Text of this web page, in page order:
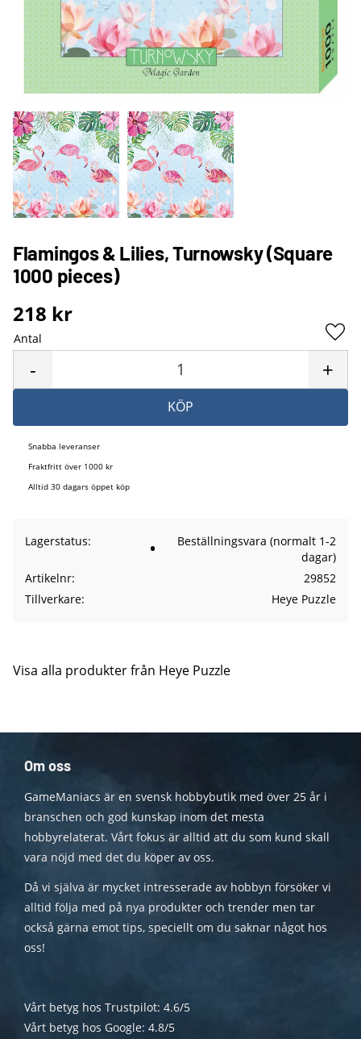
Flamingos & Lilies, Turnowsky (Square
1000 pieces)
218 kr
Antal
+
-
KÖP
Snabba leveranser
Fraktfritt över 1000 kr
Alltid 30 dagars öppet köp
Lagerstatus
Beställningsvara (normalt 1-2
dagar)
Artikelnr
29852
Tillverkare
Heye Puzzle
Visa alla produkter från Heye Puzzle
Om oss
GameManiacs är en svensk hobbybutik med över 25 år i
branschen och god kunskap inom det mesta
hobbyrelaterat. Vårt fokus är alltid att du som kund skall
vara nöjd med det du köper av oss.
Då vi själva är mycket intresserade av hobbyn försöker vi
alltid följa med på nya produkter och trender men tar
också gärna emot tips, speciellt om du saknar något hos
oss!
Vårt betyg hos Trustpilot: 4.6/5
Vårt betyg hos Google: 4.8/5